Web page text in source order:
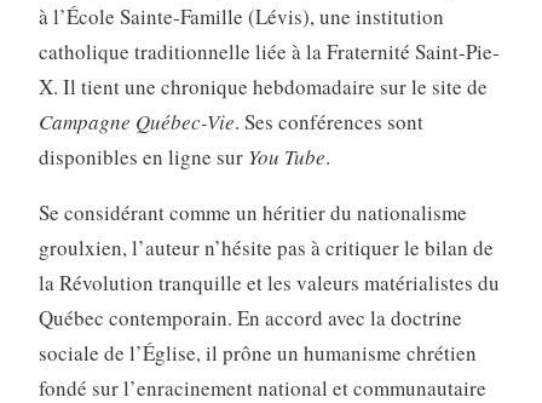
à l’École Sainte-Famille (Lévis), une institution
catholique traditionnelle liée à la Fraternité Saint-Pie-
X. Il tient une chronique hebdo­madaire sur le site de
Campagne Québec-Vie. Ses conférences sont
disponibles en ligne sur You Tube.
Se considérant comme un héritier du nationalisme
groulxien, l’auteur n’hésite pas à critiquer le bilan de
la Révolution tranquille et les valeurs matérialistes du
Québec contemporain. En accord avec la doctrine
sociale de l’Église, il prône un humanisme chrétien
fondé sur l’enracinement national et communautaire